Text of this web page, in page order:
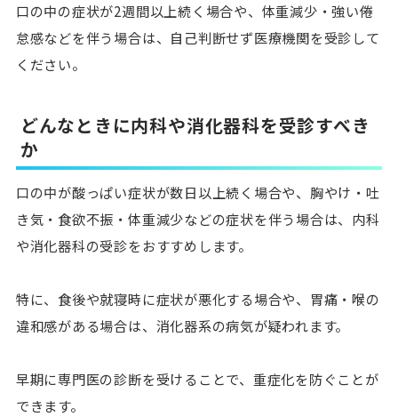
口の中の症状が2週間以上続く場合や、体重減少・強い倦
怠感などを伴う場合は、自己判断せず医療機関を受診して
ください。
どんなときに内科や消化器科を受診すべき
か
口の中が酸っぱい症状が数日以上続く場合や、胸やけ・吐
き気・食欲不振・体重減少などの症状を伴う場合は、内科
や消化器科の受診をおすすめします。
特に、食後や就寝時に症状が悪化する場合や、胃痛・喉の
違和感がある場合は、消化器系の病気が疑われます。
早期に専門医の診断を受けることで、重症化を防ぐことが
できます。